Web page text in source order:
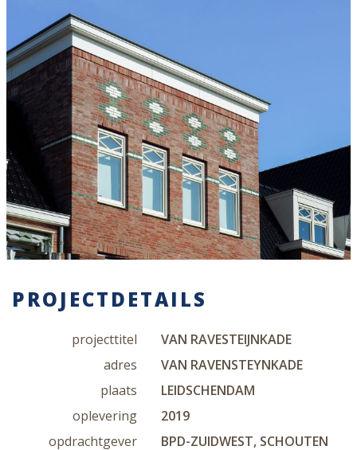
PROJECTDETAILS
projecttitel
VAN RAVESTEIJNKADE
adres
VAN RAVENSTEYNKADE
plaats
LEIDSCHENDAM
oplevering
2019
opdrachtgever
BPD-ZUIDWEST, SCHOUTEN